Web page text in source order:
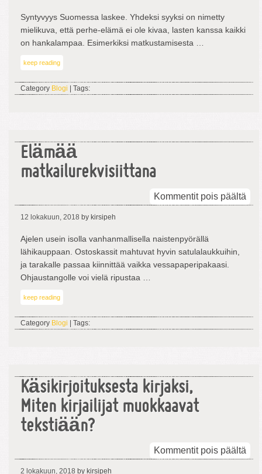
Syntyvyys Suomessa laskee. Yhdeksi syyksi on nimetty
mielikuva, että perhe-elämä ei ole kivaa, lasten kanssa kaikki
on hankalampaa. Esimerkiksi matkustamisesta …
keep reading
Category Blogi | Tags:
Elämää
matkailurekvisiittana
Kommentit pois päältä
12 lokakuun, 2018 by kirsipeh
Ajelen usein isolla vanhanmallisella naistenpyörällä
lähikauppaan. Ostoskassit mahtuvat hyvin satulalaukkuihin,
ja tarakalle passaa kiinnittää vaikka vessapaperipakaasi.
Ohjaustangolle voi vielä ripustaa …
keep reading
Category Blogi | Tags:
Käsikirjoituksesta kirjaksi,
Miten kirjailijat muokkaavat
tekstiään?
Kommentit pois päältä
2 lokakuun, 2018 by kirsipeh